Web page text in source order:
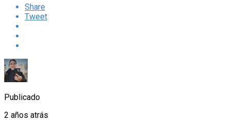
Share
Tweet
Publicado
2 años atrás